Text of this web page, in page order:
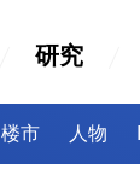
研究
楼市 人物